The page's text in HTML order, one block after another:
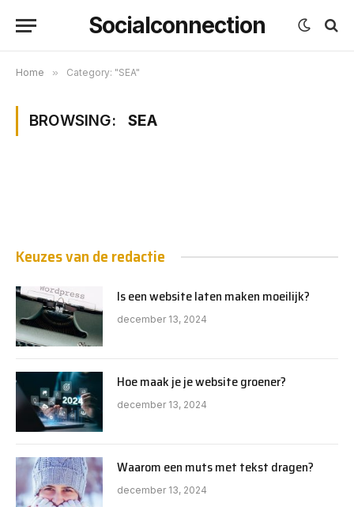
Socialconnection
Home » Category: "SEA"
BROWSING: SEA
Keuzes van de redactie
Is een website laten maken moeilijk?
december 13, 2024
Hoe maak je je website groener?
december 13, 2024
Waarom een muts met tekst dragen?
december 13, 2024